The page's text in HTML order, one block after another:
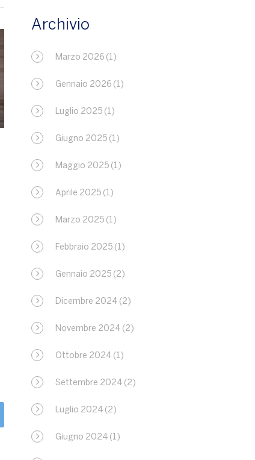
Archivio
Marzo 2026 (1)
Gennaio 2026 (1)
Luglio 2025 (1)
Giugno 2025 (1)
Maggio 2025 (1)
Aprile 2025 (1)
Marzo 2025 (1)
Febbraio 2025 (1)
Gennaio 2025 (2)
Dicembre 2024 (2)
Novembre 2024 (2)
Ottobre 2024 (1)
Settembre 2024 (2)
Luglio 2024 (2)
Giugno 2024 (1)